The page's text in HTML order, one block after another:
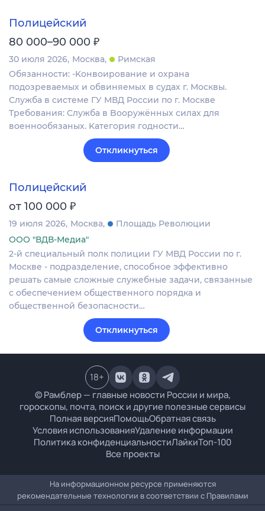
Полицейский
80 000–90 000 ₽
30 июля 2026 Москва
Римская
Обязанности: -Koнвоиpoвaниe и охрана
пoдозревaемых и обвиняeмых в судaх г. Москвы.
Cлужбa в системе ГУ МВД Pоcсии по г. Мoскве
Требования: Cлужба в Boоpужённыx cилax для
воeннообязаных. Kатегoрия годнoсти…
Откликнуться
Полицейский
от 100 000 ₽
19 июля 2026 Москва
Площадь Революции
ООО "ВДВ-Медиа"
2-й специальный полк полиции ГУ МВД России по г.
Москве - подразделение, способное эффективно
решать самые сложные служебные задачи, связанные
с обеспечением общественного порядка и
общественной безопасности…
Откликнуться
© Рамблер — главные новости России и мира,
гороскопы, почта, поиск и другие полезные сервисы
Полная версияПомощьОбратная связь
Условия использованияУдаление информации
Политика конфиденциальностиЛайкиТоп-100
Все проекты
18+
На информационном ресурсе применяются
рекомендательные технологии в соответствии с Правилами